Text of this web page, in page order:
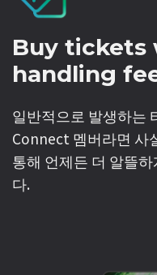
Buy tickets
handling
일반적으로 발생하는
Connect 멤버라면 사
통해 언제든 더 알뜰
다.